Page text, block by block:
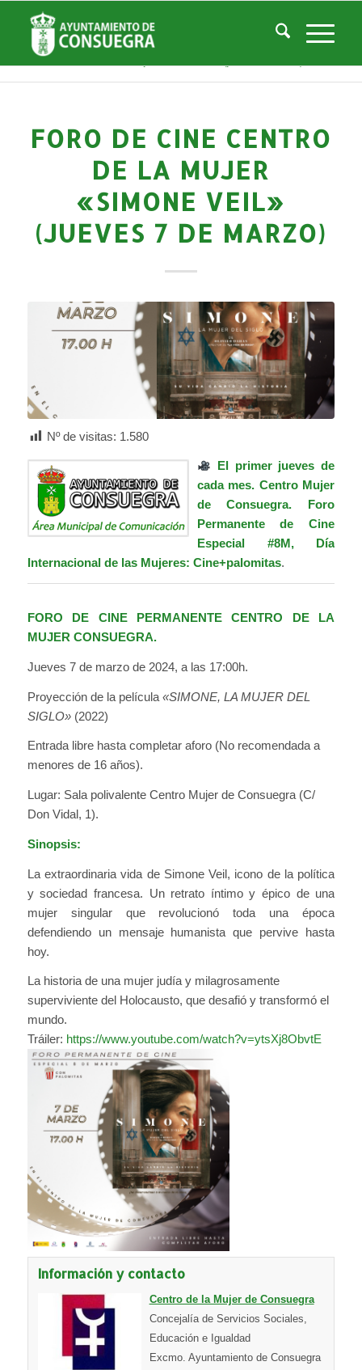
Noticias
Usted está aquí: Inicio / Noticias
Servicios Sociales
Centro de la Mujer / Actividades Centro Mujer
FORO DE CINE CENTRO
DE LA MUJER
«SIMONE VEIL»
(JUEVES 7 DE MARZO)
Nº de visitas: 1.580
El primer jueves de
cada mes. Centro Mujer
de Consuegra. Foro
Permanente de Cine
Especial #8M, Día
Internacional de las Mujeres: Cine+palomitas.
FORO DE CINE PERMANENTE CENTRO DE LA
MUJER CONSUEGRA.
Jueves 7 de marzo de 2024, a las 17:00h.
Proyección de la película«SIMONE, LA MUJER DEL
SIGLO»(2022)
Entrada libre hasta completar aforo (No recomendada a
menores de 16 años).
Lugar: Sala polivalente Centro Mujer de Consuegra (C/
Don Vidal, 1).
Sinopsis:
La extraordinaria vida de Simone Veil, icono de la política
y sociedad francesa. Un retrato íntimo y épico de una
mujer singular que revolucionó toda una época
defendiendo un mensaje humanista que pervive hasta
hoy.
La historia de una mujer judía y milagrosamente
superviviente del Holocausto, que desafió y transformó el
mundo.
Tráiler: https://www.youtube.com/watch?v=ytsXj8ObvtE
Información y contacto
Centro de la Mujer de Consuegra
Concejalía de Servicios Sociales,
Educación e Igualdad
Excmo. Ayuntamiento de Consuegra